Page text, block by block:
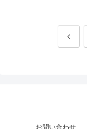
前
お問い合わせ